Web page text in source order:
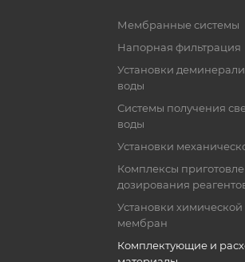
Мембранные системы
Напорная фильтрация
Установки
воды
Системы получения
воды
Установки
Комплексы
дозирования
Установки
мембран
Комплектующие и